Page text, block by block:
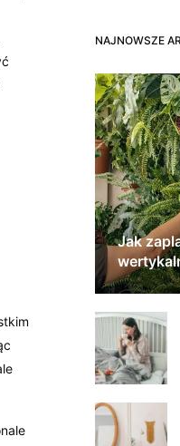
NAJNOWSZE
Jak